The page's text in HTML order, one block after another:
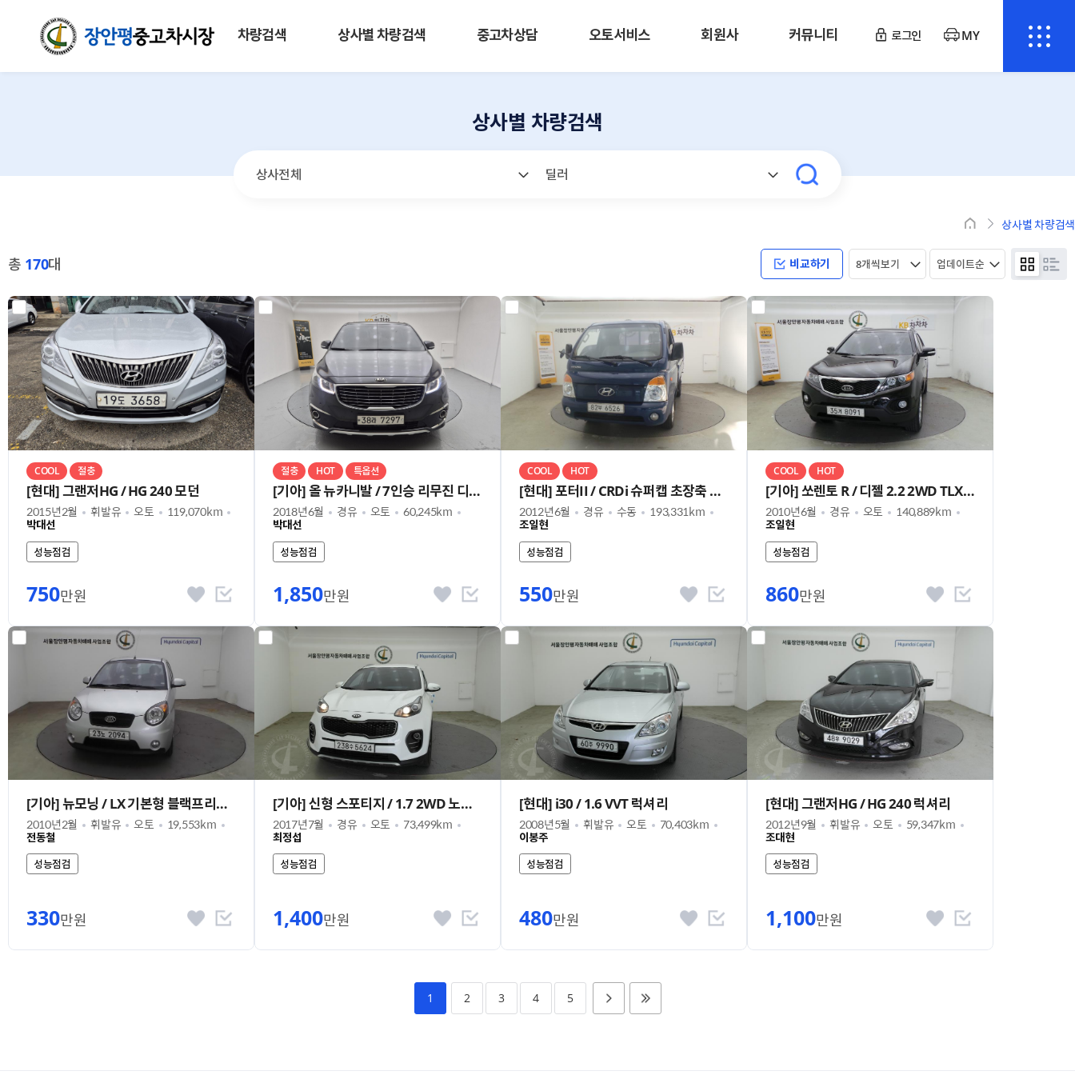
차량검색 상사별 차량검색 중고차상담 오토서비스 회원사 커뮤니티 로그인 MY
상사별 차량검색
상사별 차량검색
총 170대 비교하기
COOL 절충
[현대] 그랜저HG / HG 240 모던
2015년2월 휘발유 오토 119,070km
박대선
성능점검
750만원
절충 HOT 특옵션
[기아] 올 뉴카니발 / 7인승 리무진 디젤 VIP
2018년6월 경유 오토 60,245km
박대선
성능점검
1,850만원
COOL HOT
[현대] 포터II / CRDi 슈퍼캡 초장축 플러스팩
2012년6월 경유 수동 193,331km
조일현
성능점검
550만원
COOL HOT
[기아] 쏘렌토 R / 디젤 2.2 2WD TLX 최고급형
2010년6월 경유 오토 140,889km
조일현
성능점검
860만원
[기아] 뉴모닝 / LX 기본형 블랙프리미엄
2010년2월 휘발유 오토 19,553km
전동철
성능점검
330만원
[기아] 신형 스포티지 / 1.7 2WD 노블레스
2017년7월 경유 오토 73,499km
최정섭
성능점검
1,400만원
[현대] i30 / 1.6 VVT 럭셔리
2008년5월 휘발유 오토 70,403km
이봉주
성능점검
480만원
[현대] 그랜저HG / HG 240 럭셔리
2012년9월 휘발유 오토 59,347km
조대현
성능점검
1,100만원
1 2 3 4 5